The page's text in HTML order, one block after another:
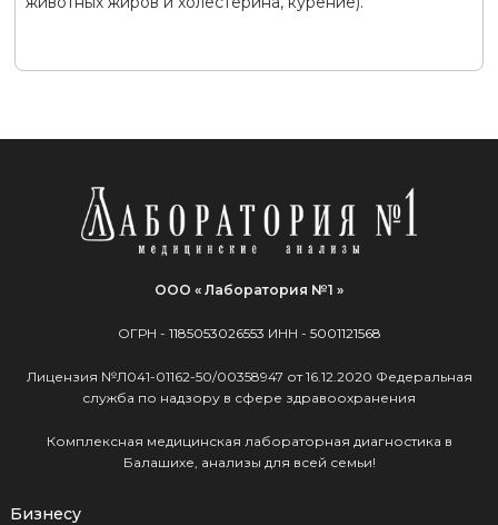
ООО « Лаборатория №1 »
ОГРН - 1185053026553 ИНН - 5001121568
Лицензия №Л041-01162-50/00358947 от 16.12.2020 Федеральная
служба по надзору в сфере здравоохранения
Комплексная медицинская лабораторная диагностика в
Балашихе, анализы для всей семьи!
Бизнесу